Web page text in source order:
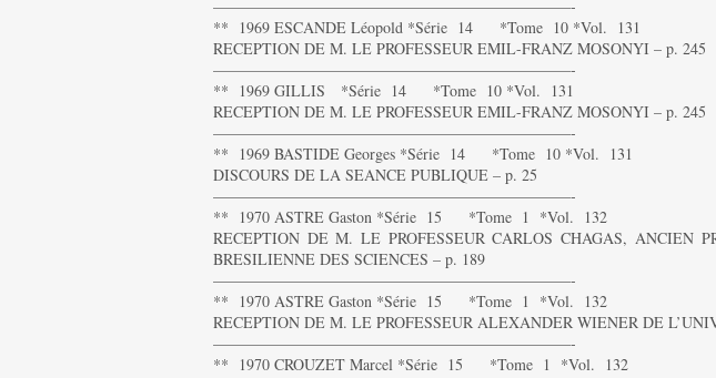
———————————————————————-
** 1969 ESCANDE Léopold *Série 14 *Tome 10 *Vol. 131
RECEPTION DE M. LE PROFESSEUR EMIL-FRANZ MOSONYI – p. 245
———————————————————————-
** 1969 GILLIS *Série 14 *Tome 10 *Vol. 131
RECEPTION DE M. LE PROFESSEUR EMIL-FRANZ MOSONYI – p. 245
———————————————————————-
** 1969 BASTIDE Georges *Série 14 *Tome 10 *Vol. 131
DISCOURS DE LA SEANCE PUBLIQUE – p. 25
———————————————————————-
** 1970 ASTRE Gaston *Série 15 *Tome 1 *Vol. 132
RECEPTION DE M. LE PROFESSEUR CARLOS CHAGAS, ANCIEN
BRESILIENNE DES SCIENCES – p. 189
———————————————————————-
** 1970 ASTRE Gaston *Série 15 *Tome 1 *Vol. 132
RECEPTION DE M. LE PROFESSEUR ALEXANDER WIENER DE
———————————————————————-
** 1970 CROUZET Marcel *Série 15 *Tome 1 *Vol. 132